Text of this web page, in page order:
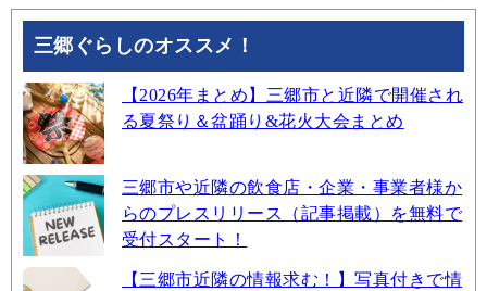
三郷ぐらしのオススメ！
【2026年まとめ】三郷市と近隣で開催され
る夏祭り＆盆踊り&花火大会まとめ
三郷市や近隣の飲食店・企業・事業者様か
らのプレスリリース（記事掲載）を無料で
受付スタート！
【三郷市近隣の情報求む！】写真付きで情